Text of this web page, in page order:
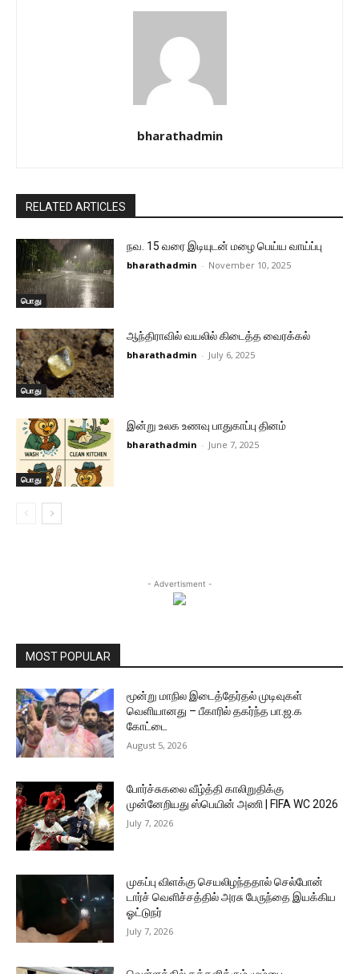
bharathadmin
RELATED ARTICLES
பொது
நவ. 15 வரை இடியுடன் மழை பெய்ய வாய்ப்பு
bharathadmin - November 10, 2025
பொது
ஆந்திராவில் வயலில் கிடைத்த வைரக்கல்
bharathadmin - July 6, 2025
பொது
இன்று உலக உணவு பாதுகாப்பு தினம்
bharathadmin - June 7, 2025
- Advertisment -
MOST POPULAR
மூன்று மாநில இடைத்தேர்தல் முடிவுகள்
வெளியானது – பீகாரில் தகர்ந்த பா.ஜ.க
கோட்டை
August 5, 2026
போர்ச்சுகலை வீழ்த்தி காலிறுதிக்கு
முன்னேறியது ஸ்பெயின் அணி | FIFA WC 2026
July 7, 2026
முகப்பு விளக்கு செயலிழந்ததால் செல்போன்
டார்ச் வெளிச்சத்தில் அரசு பேருந்தை இயக்கிய
ஓட்டுநர்
July 7, 2026